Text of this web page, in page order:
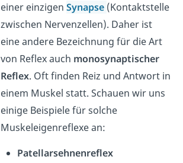
einer einzigen Synapse (Kontaktstelle
zwischen Nervenzellen). Daher ist
eine andere Bezeichnung für die Art
von Reflex auch monosynaptischer
Reflex. Oft finden Reiz und Antwort in
einem Muskel statt. Schauen wir uns
einige Beispiele für solche
Muskeleigenreflexe an:
Patellarsehnenreflex